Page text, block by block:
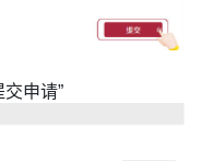
交申请”